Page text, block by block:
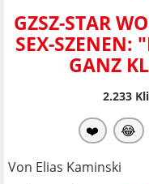
GZSZ-STAR
SEX-SZENEN:
GANZ
2.233
❤️ 😂
Von Elias Kaminski